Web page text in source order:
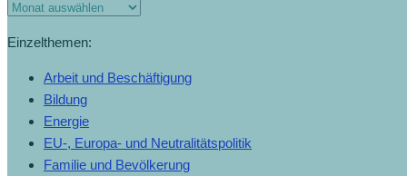
Einzelthemen:
Arbeit und Beschäftigung
Bildung
Energie
EU-, Europa- und Neutralitätspolitik
Familie und Bevölkerung